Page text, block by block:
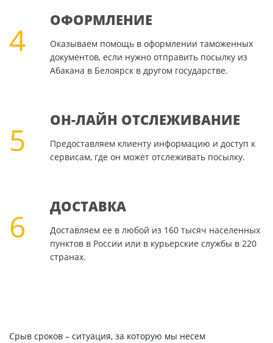
4
ОФОРМЛЕНИЕ
Оказываем помощь в оформлении таможенных
документов, если нужно отправить посылку из
Абакана в Белоярск в другом государстве.
5
ОН-ЛАЙН ОТСЛЕЖИВАНИЕ
Предоставляем клиенту информацию и доступ к
сервисам, где он может отслеживать посылку.
6
ДОСТАВКА
Доставляем ее в любой из 160 тысяч населенных
пунктов в России или в курьерские службы в 220
странах.
Срыв сроков – ситуация, за которую мы несем